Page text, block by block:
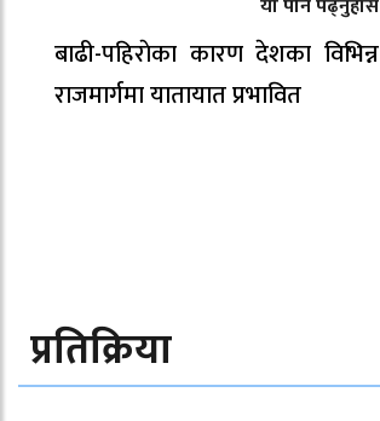
बाढी-पहिराेका कारण देशका विभिन्न
राजमार्गमा यातायात प्रभावित
प्रतिक्रिया